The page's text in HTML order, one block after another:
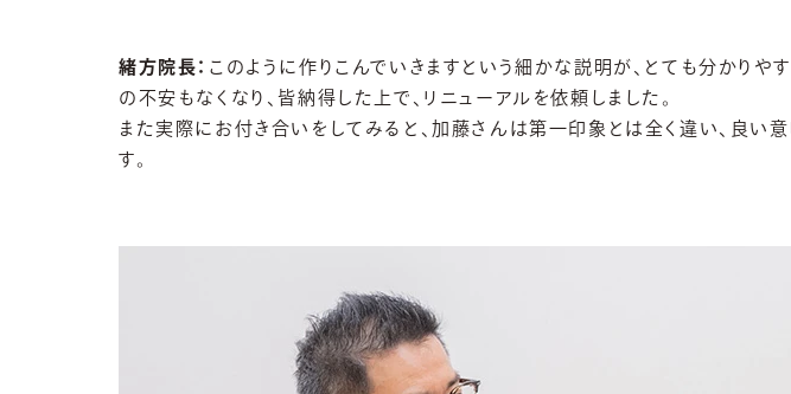
緒方院長： このように作りこんでいきますという細かな説明が、とても分かり
の不安もなくなり、皆納得した上で、リニューアルを依頼しました。
また実際にお付き合いをしてみると、加藤さんは第一印象とは全く違い、良い
す。